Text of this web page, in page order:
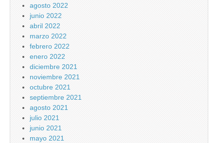
agosto 2022
junio 2022
abril 2022
marzo 2022
febrero 2022
enero 2022
diciembre 2021
noviembre 2021
octubre 2021
septiembre 2021
agosto 2021
julio 2021
junio 2021
mayo 2021